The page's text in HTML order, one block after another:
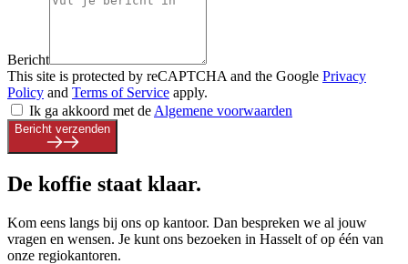
Bericht
This site is protected by reCAPTCHA and the Google Privacy
Policy and Terms of Service apply.
Ik ga akkoord met de Algemene voorwaarden
Bericht verzenden
De koffie staat klaar.
Kom eens langs bij ons op kantoor. Dan bespreken we al jouw
vragen en wensen. Je kunt ons bezoeken in Hasselt of op één van
onze regiokantoren.